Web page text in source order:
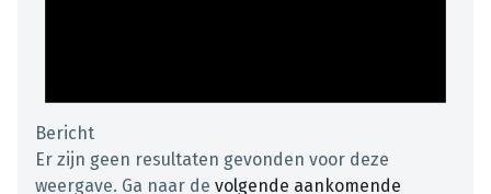
Bericht
Er zijn geen resultaten gevonden voor deze
weergave. Ga naar de volgende aankomende